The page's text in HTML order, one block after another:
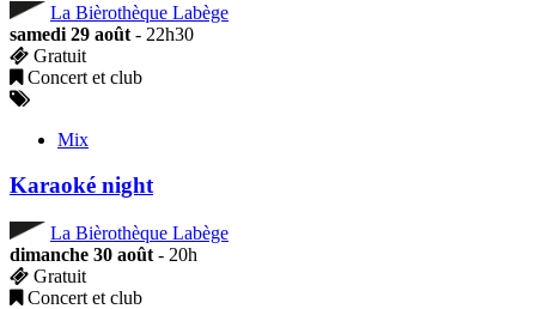
La Bièrothèque Labège
samedi 29 août - 22h30
Gratuit
Concert et club
Mix
Karaoké night
La Bièrothèque Labège
dimanche 30 août - 20h
Gratuit
Concert et club